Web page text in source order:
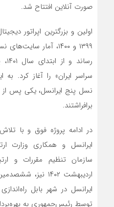
صورت آنلاین افتتاح شد.
اولین و بزرگترین اپراتور
سراسر ایران» را آغاز کرد.
نسل پنج ایرانسل، یکی پس از
برافراشتند.
در ادامه پروژه فوق و با
ایرانسل و همکاری وزارت
ایرانسل در شهر بابل
توسط رئیس‌جمهوری به